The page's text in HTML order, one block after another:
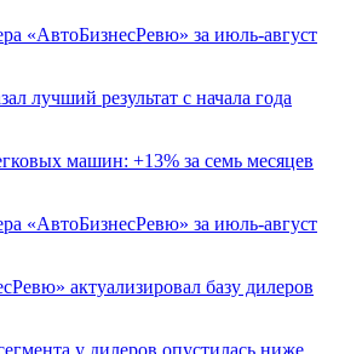
«АвтоБизнесРевю» за июль-август
лучший результат с начала года
машин: +13% за семь месяцев
«АвтоБизнесРевю» за июль-август
актуализировал базу дилеров
у дилеров опустилась ниже